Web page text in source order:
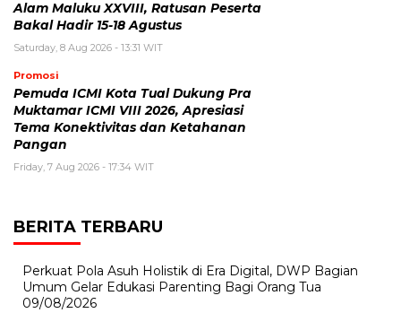
Alam Maluku XXVIII, Ratusan Peserta
Bakal Hadir 15-18 Agustus
Saturday, 8 Aug 2026 - 13:31 WIT
Promosi
Pemuda ICMI Kota Tual Dukung Pra
Muktamar ICMI VIII 2026, Apresiasi
Tema Konektivitas dan Ketahanan
Pangan
Friday, 7 Aug 2026 - 17:34 WIT
BERITA TERBARU
Perkuat Pola Asuh Holistik di Era Digital, DWP Bagian
Umum Gelar Edukasi Parenting Bagi Orang Tua
09/08/2026